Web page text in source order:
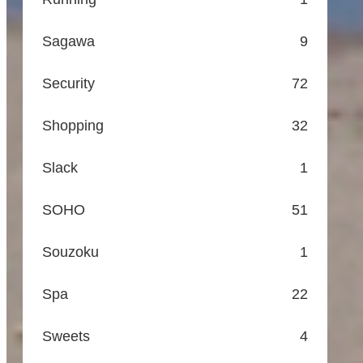
Sagawa 9
Security 72
Shopping 32
Slack 1
SOHO 51
Souzoku 1
Spa 22
Sweets 4